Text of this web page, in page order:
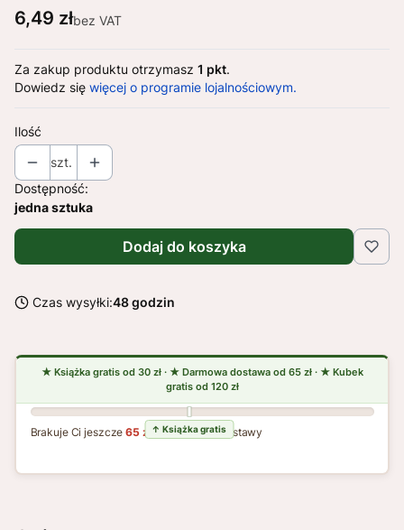
Cena
6,49 złbez VAT
Za zakup produktu otrzymasz 1 pkt.
Dowiedz się więcej o programie lojalnościowym.
Ilość
szt.
Dostępność:
jedna sztuka
Dodaj do koszyka
Czas wysyłki:48 godzin
Brakuje Ci jeszcze65 zł do darmowej dostawy